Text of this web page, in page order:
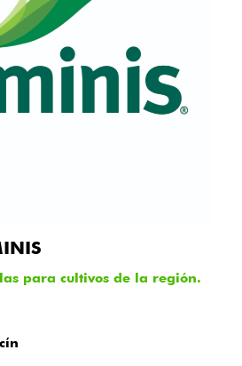
para cultivos de la región.